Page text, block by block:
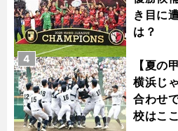
き目に
は？
【夏の
横浜じ
合わせ
校はこ
4